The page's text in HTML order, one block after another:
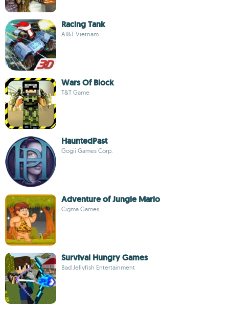
Racing Tank
AI&T Vietnam
Wars Of Block
T&T Game
HauntedPast
Gogii Games Corp.
Adventure of Jungle Mario
Cigma Games
Survival Hungry Games
Bad Jellyfish Entertainment